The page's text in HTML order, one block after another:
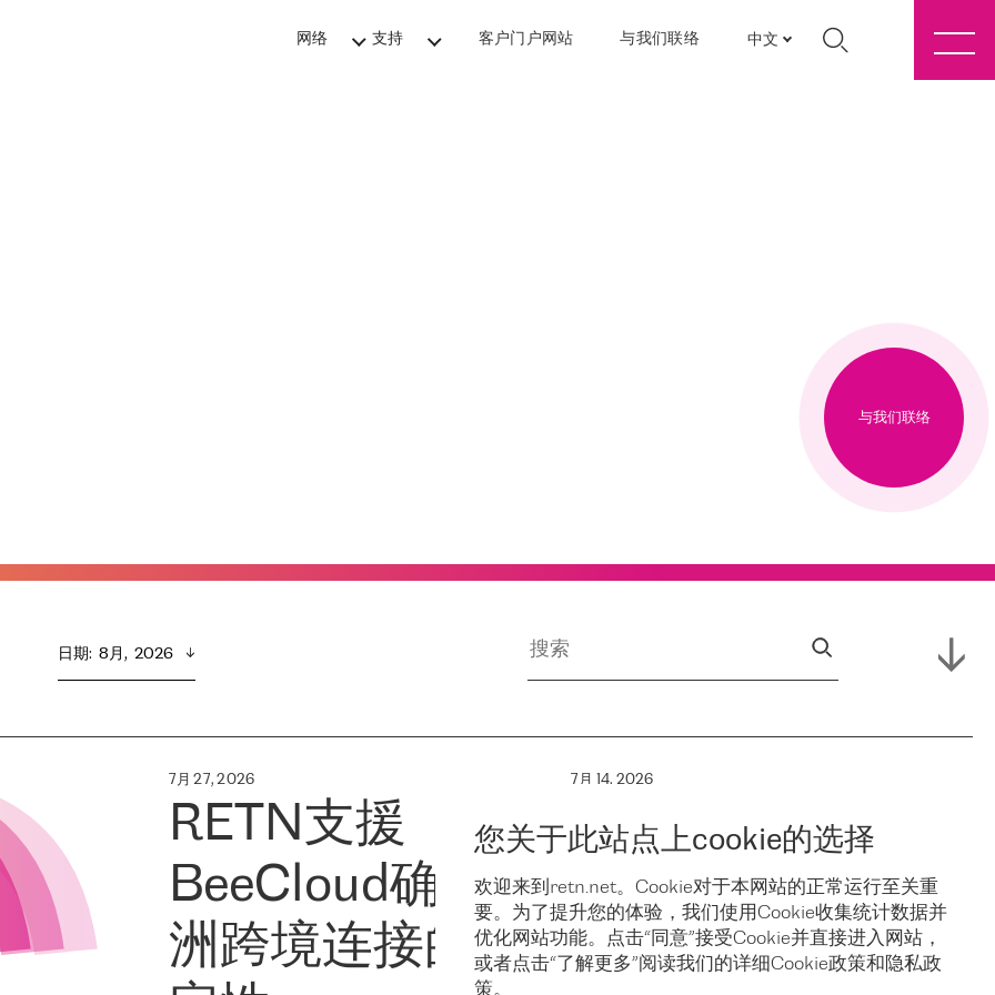
网络 支持 客户门户网站 与我们联络 中文
您关于此站点上cookie的选择
欢迎来到retn.net。Cookie对于本网站的正常运行至关重
要。为了提升您的体验，我们使用Cookie收集统计数据并
优化网站功能。点击“同意”接受Cookie并直接进入网站，
或者点击“了解更多”阅读我们的详细Cookie政策和隐私政
策。
与我们联络
日期: 8月,  2026
7月 27, 2026
RETN支援
BeeCloud确保亚
洲跨境连接的稳
7月 14, 2026
RETN 支援
Campus,
Hofnetz &